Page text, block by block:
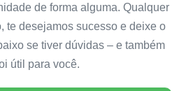
de forma alguma. Qualquer
te desejamos sucesso e deixe o
se tiver dúvidas – e também
útil para você.